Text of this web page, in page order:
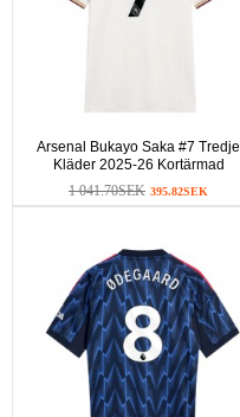
Arsenal Bukayo Saka #7 Tredje
Kläder 2025-26 Kortärmad
1 041.70SEK 395.82SEK